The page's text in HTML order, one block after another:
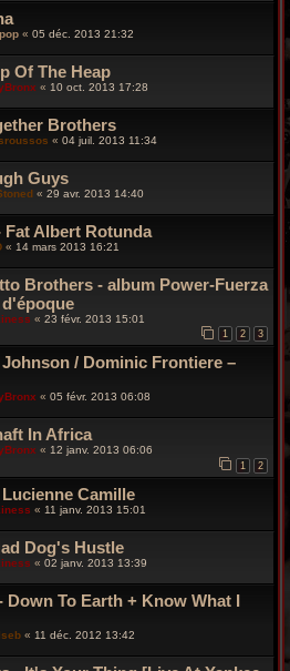
« 05 déc. 2013 21:32
Of The Heap
« 10 oct. 2013 17:28
Brothers
« 04 juil. 2013 11:34
Guys
« 29 avr. 2013 14:40
Fat Albert Rotunda
« 14 mars 2013 16:21
Brothers - album Power-Fuerza
« 23 févr. 2013 15:01
1 2 3
/ Dominic Frontiere –
« 05 févr. 2013 06:08
In Africa
« 12 janv. 2013 06:06
1 2
Camille
« 11 janv. 2013 15:01
Dog's Hustle
« 02 janv. 2013 13:39
Down To Earth + Know What I
« 11 déc. 2012 13:42